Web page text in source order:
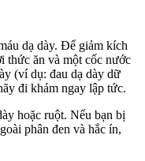
dạ dày. Để giảm kích
thức ăn và một cốc nước
(ví dụ: đau dạ dày dữ
đi khám ngay lập tức.
hoặc ruột. Nếu bạn bị
phân đen và hắc ín,